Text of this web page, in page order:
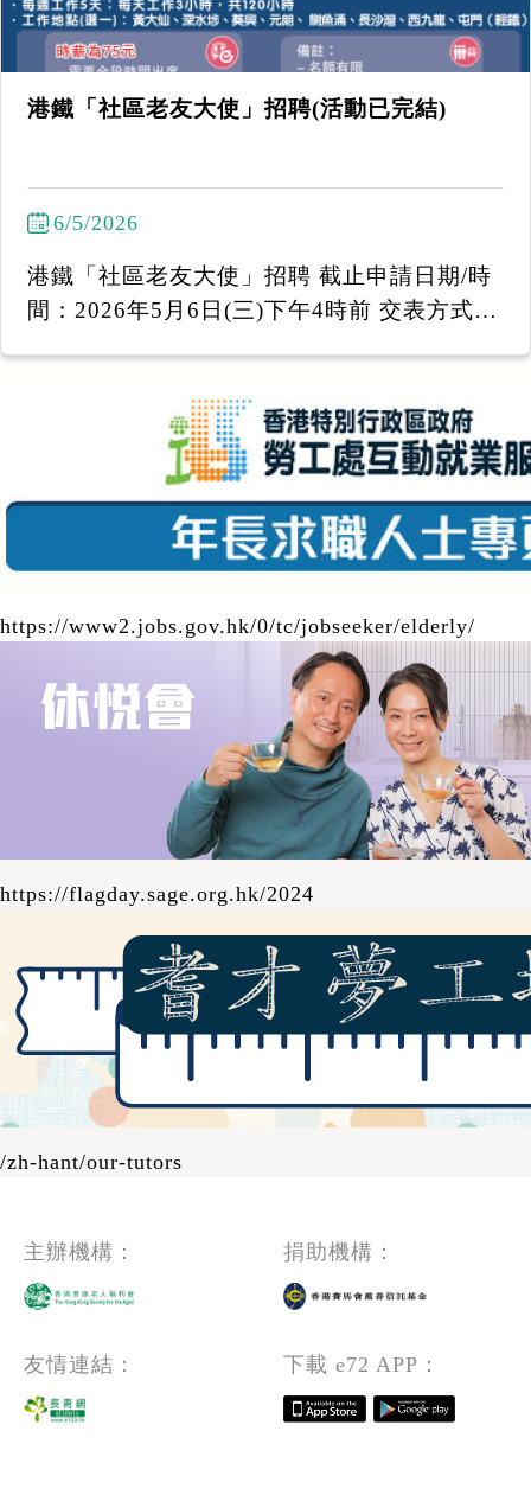
莞街16號駿發花園I 號地舖 ----------------------
--------- 招聘講座提供不同的職位空缺：
港鐵「社區老友大使」招聘(活動已完結)
6/5/2026
港鐵「社區老友大使」招聘 截止申請日期/時
間：2026年5月6日(三)下午4時前 交表方式
------------------- 工作車站：黃大仙、深水埗、
葵興、元朗、鰂魚涌、長沙灣、西九龍、屯門
查詢等 •向乘客介紹港鐵系統設施及推廣安全
-------- 如有疑問請致電 2386-7066與本計劃
職員聯絡 。 下載職位申請表
https://www2.jobs.gov.hk/0/tc/jobseeker/elderly/
https://flagday.sage.org.hk/2024
/zh-hant/our-tutors
主辦機構： 捐助機構：
友情連結： 下載 e72 APP：